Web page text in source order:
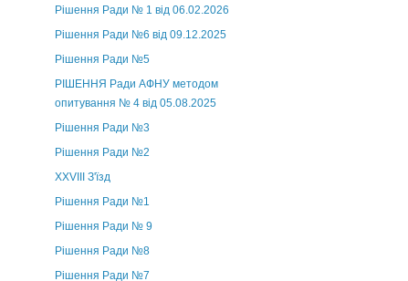
Рішення Ради № 1 від 06.02.2026
Рішення Ради №6 від 09.12.2025
Рішення Ради №5
РІШЕННЯ Ради АФНУ методом
опитування № 4 від 05.08.2025
Рішення Ради №3
Рішення Ради №2
XXVIII З'їзд
Рішення Ради №1
Рішення Ради № 9
Рішення Ради №8
Рішення Ради №7